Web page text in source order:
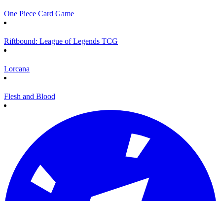
One Piece Card Game
Riftbound: League of Legends TCG
Lorcana
Flesh and Blood